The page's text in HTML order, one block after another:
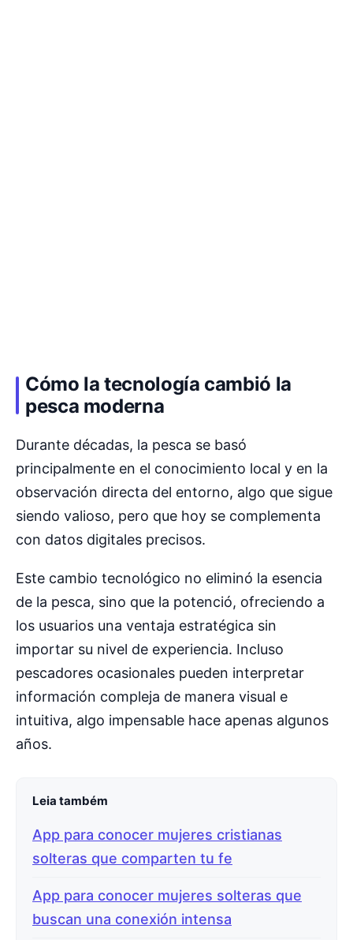
Cómo la tecnología cambió la
pesca moderna
Durante décadas, la pesca se basó
principalmente en el conocimiento local y en la
observación directa del entorno, algo que sigue
siendo valioso, pero que hoy se complementa
con datos digitales precisos.
Este cambio tecnológico no eliminó la esencia
de la pesca, sino que la potenció, ofreciendo a
los usuarios una ventaja estratégica sin
importar su nivel de experiencia. Incluso
pescadores ocasionales pueden interpretar
información compleja de manera visual e
intuitiva, algo impensable hace apenas algunos
años.
Leia também
App para conocer mujeres cristianas
solteras que comparten tu fe
App para conocer mujeres solteras que
buscan una conexión intensa